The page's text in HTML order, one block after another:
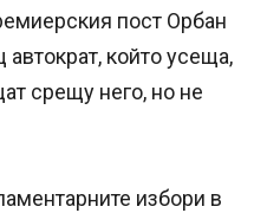
пост Орбан
който усеща,
срещу него, но не
избори в